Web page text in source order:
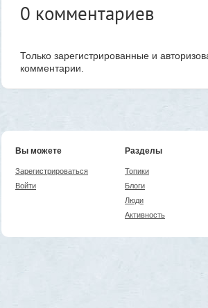
0 комментариев
Только зарегистрированные и
комментарии.
Вы можете
Зарегистрироваться
Войти
Разделы
Топики
Блоги
Люди
Активность